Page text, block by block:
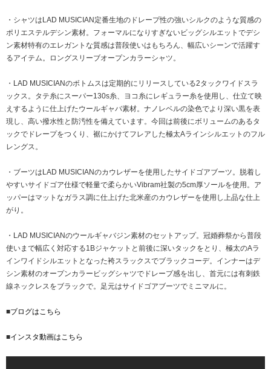
・シャツはLAD MUSICIAN定番生地のドレープ性の強いシルクのような質感の
ポリエステルデシン素材。フォーマルになりすぎないビッグシルエットでデシ
ン素材特有のエレガントな質感は普段使いはもちろん、幅広いシーンで活躍す
るアイテム。ロングスリーブオープンカラーシャツ。
・LAD MUSICIANのボトムスは定期的にリリースしている2タックワイドスラ
ックス。タテ糸にスーパー130s糸、ヨコ糸にレギュラー糸を使用し、仕立て映
えするように仕上げたウールギャバ素材。ナノレベルの染色でより深い黒を表
現し、高い撥水性と防汚性を備えています。今回は前後にボリュームのあるタ
ックでドレープをつくり、裾にかけてフレアした極太Aラインシルエットのフル
レングス。
・ブーツはLAD MUSICIANのカウレザーを使用したサイドゴアブーツ。脱着し
やすいサイドゴア仕様で軽量で柔らかいVibram社製の5cm厚ソールを使用。ア
ッパーはマットなガラス調に仕上げた北米産のカウレザーを使用し上品な仕上
がり。
・LAD MUSICIANのウールギャバジン素材のセットアップ。冠婚葬祭から普段
使いまで幅広く対応する1Bジャケットと前後に深いタックをとり、極太のAラ
インワイドシルエットとなった袴スラックスでブラックコーデ。インナーはデ
シン素材のオープンカラービッグシャツでドレープ感を出し、首元には有刺鉄
線ネックレスをブラックで。足元はサイドゴアブーツでミニマルに。
■ブログはこちら
■インスタ動画はこちら